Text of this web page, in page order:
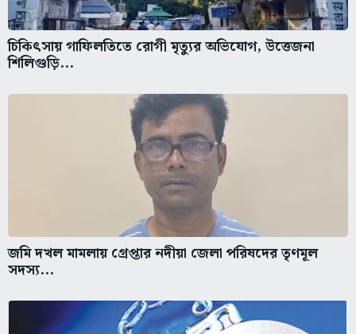
চিকিৎসায় গাফিলতিতে রোগী মৃত্যুর অভিযোগ, উত্তেজনা
শিলিগুড়ি...
জমি দখল মামলায় গ্রেপ্তার নদীয়া জেলা পরিষদের তৃণমূল
সদস্য...